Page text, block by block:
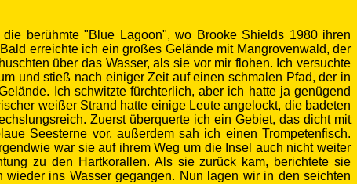
berühmte "Blue Lagoon", wo Brooke Shields 1980 ihren
erreichte ich ein großes Gelände mit Mangrovenwald, der
über das Wasser, als sie vor mir flohen. Ich versuchte
und stieß nach einiger Zeit auf einen schmalen Pfad, der in
Ich schwitzte fürchterlich, aber ich hatte ja genügend
weißer Strand hatte einige Leute angelockt, die badeten
Zuerst überquerte ich ein Gebiet, das dicht mit
Seesterne vor, außerdem sah ich einen Trompetenfisch.
war sie auf ihrem Weg um die Insel auch nicht weiter
zu den Hartkorallen. Als sie zurück kam, berichtete sie
ins Wasser gegangen. Nun lagen wir in den seichten